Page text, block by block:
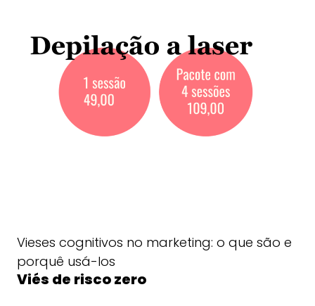
Vieses cognitivos no marketing: o que são e
porquê usá-los
Viés de risco zero